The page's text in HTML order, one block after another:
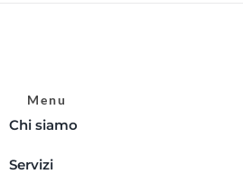
Menu
Chi siamo
Servizi